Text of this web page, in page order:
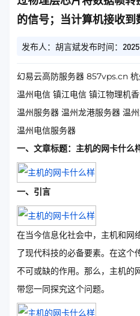
的信号；当计算机接收到
发布人：胡言斌发布时间：
幻易云高防服务器 857vps.cn
温州电信 镇江电信 镇江物理机
温州服务器 温州龙港服务器 温
温州电信服务器
一、文章标题：主机的网卡什么
一、引言
在当今信息化社会中，主机和网
了现代科技的必备要素。在这个
不可或缺的作用。那么，主机的
带您一同探究这个问题。